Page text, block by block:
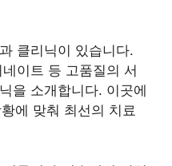
클리닉이 있습니다.
이트 등 고품질의 서
을 소개합니다. 이곳에
에 맞춰 최선의 치료